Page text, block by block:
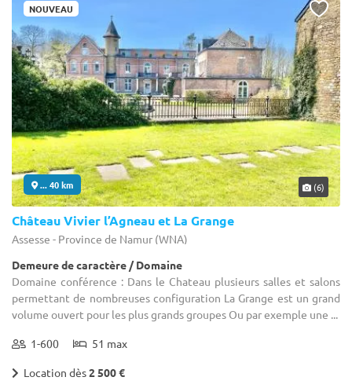
NOUVEAU
... 40 km (6)
Château Vivier l’Agneau et La Grange
Assesse - Province de Namur (WNA)
Demeure de caractère / Domaine
Domaine conférence : Dans le Chateau plusieurs salles et salons
permettant de nombreuses configuration La Grange est un grand
volume ouvert pour les plus grands groupes Ou par exemple une ...
1-600 51 max
Location dès2 500 €